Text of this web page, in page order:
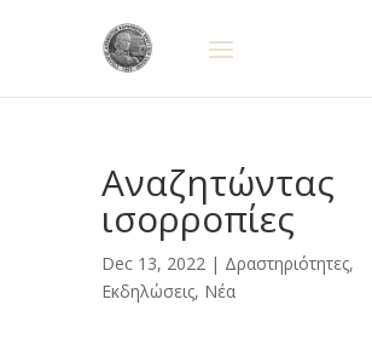
Αναζητώντας
ισορροπίες
Dec 13, 2022 | Δραστηριότητες,
Εκδηλώσεις, Νέα